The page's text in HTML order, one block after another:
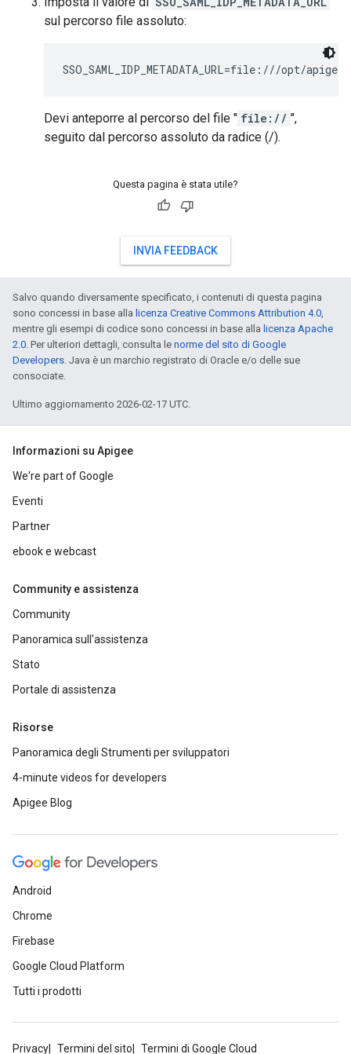
sul percorso file assoluto:
SSO_SAML_IDP_METADATA_URL=file:///opt/
Devi anteporre al percorso del file " file:// ",
seguito dal percorso assoluto da radice (/).
Questa pagina è stata utile?
INVIA FEEDBACK
Salvo quando diversamente specificato, i contenuti di questa pagina
sono concessi in base alla licenza Creative Commons Attribution 4.0,
mentre gli esempi di codice sono concessi in base alla licenza Apache
2.0. Per ulteriori dettagli, consulta le norme del sito di Google
Developers. Java è un marchio registrato di Oracle e/o delle sue
consociate.
Ultimo aggiornamento 2026-02-17 UTC.
Informazioni su Apigee
We're part of Google
Eventi
Partner
ebook e webcast
Community e assistenza
Community
Panoramica sull'assistenza
Stato
Portale di assistenza
Risorse
Panoramica degli Strumenti per sviluppatori
4-minute videos for developers
Apigee Blog
Android
Chrome
Firebase
Google Cloud Platform
Tutti i prodotti
Privacy Termini del sito Termini di Google Cloud